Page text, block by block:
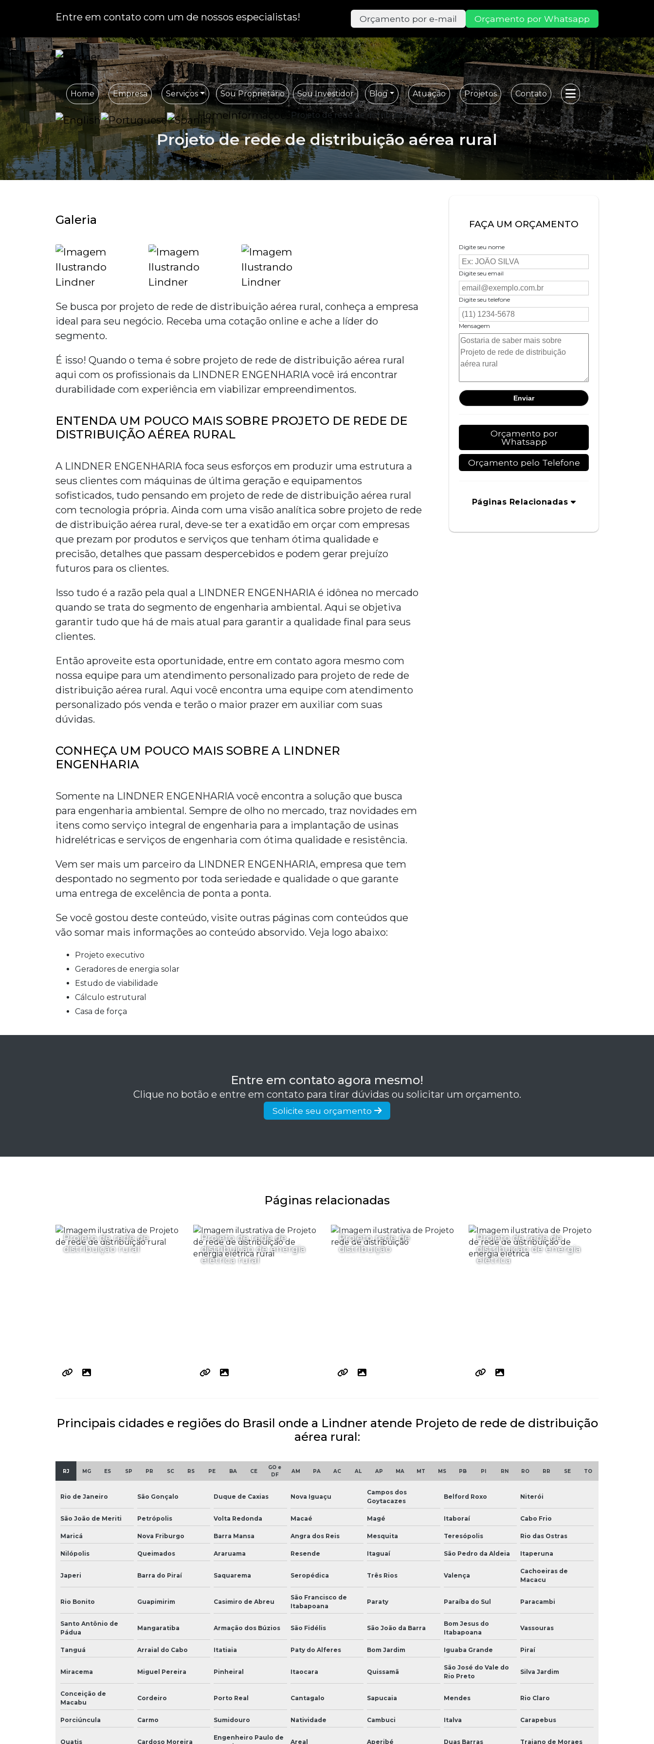
Entre em contato com um de nossos especialistas! Orçamento por e-mail Orçamento por Whatsapp
Home Empresa Serviços Blog
Sou Proprietário Sou Investidor Atuação Projetos Contato
HomeInformações Projeto de rede de distribuição aérea rural
Projeto de rede de distribuição aérea rural
Galeria
Se busca por projeto de rede de distribuição aérea rural, conheça a empresa
ideal para seu negócio. Receba uma cotação online e ache a líder do
segmento.
É isso! Quando o tema é sobre projeto de rede de distribuição aérea rural
aqui com os profissionais da LINDNER ENGENHARIA você irá encontrar
durabilidade com experiência em viabilizar empreendimentos.
ENTENDA UM POUCO MAIS SOBRE PROJETO DE REDE DE
DISTRIBUIÇÃO AÉREA RURAL
A LINDNER ENGENHARIA foca seus esforços em produzir uma estrutura a
seus clientes com máquinas de última geração e equipamentos
sofisticados, tudo pensando em projeto de rede de distribuição aérea rural
com tecnologia própria. Ainda com uma visão analítica sobre projeto de rede
de distribuição aérea rural, deve-se ter a exatidão em orçar com empresas
que prezam por produtos e serviços que tenham ótima qualidade e
precisão, detalhes que passam despercebidos e podem gerar prejuízo
futuros para os clientes.
Isso tudo é a razão pela qual a LINDNER ENGENHARIA é idônea no mercado
quando se trata do segmento de engenharia ambiental. Aqui se objetiva
garantir tudo que há de mais atual para garantir a qualidade final para seus
clientes.
Então aproveite esta oportunidade, entre em contato agora mesmo com
nossa equipe para um atendimento personalizado para projeto de rede de
distribuição aérea rural. Aqui você encontra uma equipe com atendimento
personalizado pós venda e terão o maior prazer em auxiliar com suas
dúvidas.
CONHEÇA UM POUCO MAIS SOBRE A LINDNER
ENGENHARIA
Somente na LINDNER ENGENHARIA você encontra a solução que busca
para engenharia ambiental. Sempre de olho no mercado, traz novidades em
itens como serviço integral de engenharia para a implantação de usinas
hidrelétricas e serviços de engenharia com ótima qualidade e resistência.
Vem ser mais um parceiro da LINDNER ENGENHARIA, empresa que tem
despontado no segmento por toda seriedade e qualidade o que garante
uma entrega de excelência de ponta a ponta.
Se você gostou deste conteúdo, visite outras páginas com conteúdos que
vão somar mais informações ao conteúdo absorvido. Veja logo abaixo:
projeto executivo
geradores de energia solar
estudo de viabilidade
cálculo estrutural
casa de força
FAÇA UM ORÇAMENTO
Digite seu nome
Digite seu email
Digite seu telefone
Mensagem
Orçamento por
Whatsapp
Orçamento pelo Telefone
Páginas Relacionadas
Entre em contato agora mesmo!
Clique no botão e entre em contato para tirar dúvidas ou solicitar um orçamento.
Solicite seu orçamento
Páginas relacionadas
Projeto de rede de
distribuição rural
Projeto de rede de
distribuição de energia
elétrica rural
Projeto rede de
distribuição
Projeto de rede de
distribuição de energia
elétrica
Principais cidades e regiões do Brasil onde a Lindner atende Projeto de rede de distribuição
aérea rural:
RJ MG ES SP PR SC RS PE BA CE
GO e
DF
AM PA AC AL AP MA MT MS PB PI RN RO RR SE TO
Rio de Janeiro São Gonçalo Duque de Caxias Nova Iguaçu
Campos dos
Goytacazes
Belford Roxo Niterói
São João de Meriti Petrópolis Volta Redonda Macaé Magé Itaboraí Cabo Frio
Maricá Nova Friburgo Barra Mansa Angra dos Reis Mesquita Teresópolis Rio das Ostras
Nilópolis Queimados Araruama Resende Itaguaí São Pedro da Aldeia Itaperuna
Japeri Barra do Piraí Saquarema Seropédica Três Rios Valença
Cachoeiras de
Macacu
Rio Bonito Guapimirim Casimiro de Abreu
São Francisco de
Itabapoana
Paraty Paraíba do Sul Paracambi
Santo Antônio de
Pádua
Mangaratiba Armação dos Búzios São Fidélis São João da Barra
Bom Jesus do
Itabapoana
Vassouras
Tanguá Arraial do Cabo Itatiaia Paty do Alferes Bom Jardim Iguaba Grande Piraí
Miracema Miguel Pereira Pinheiral Itaocara Quissamã
São José do Vale do
Rio Preto
Silva Jardim
Conceição de
Macabu
Cordeiro Porto Real Cantagalo Sapucaia Mendes Rio Claro
Porciúncula Carmo Sumidouro Natividade Cambuci Italva Carapebus
Quatis Cardoso Moreira
Engenheiro Paulo de
Areal Aperibé Duas Barras Trajano de Moraes